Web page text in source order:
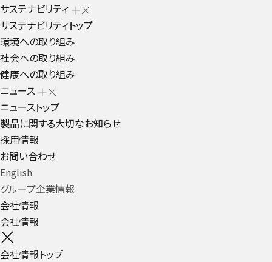
サステナビリティ
サステナビリティトップ
環境への取り組み
社会への取り組み
健康への取り組み
ニュース
ニューストップ
製品に関する大切なお知らせ
採用情報
お問い合わせ
English
グループ企業情報
会社情報
会社情報
会社情報トップ